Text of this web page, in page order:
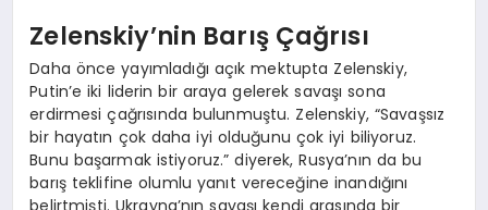
Zelenskiy’nin Barış Çağrısı
Daha önce yayımladığı açık mektupta Zelenskiy,
Putin’e iki liderin bir araya gelerek savaşı sona
erdirmesi çağrısında bulunmuştu. Zelenskiy, “Savaşsız
bir hayatın çok daha iyi olduğunu çok iyi biliyoruz.
Bunu başarmak istiyoruz.” diyerek, Rusya’nın da bu
barış teklifine olumlu yanıt vereceğine inandığını
belirtmişti. Ukrayna’nın savaşı kendi arasında bir